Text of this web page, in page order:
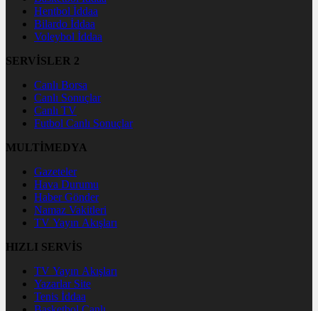
Hentbol İddaa
Bilardo İddaa
Voleybol İddaa
SERVİSLER 2
Canlı Borsa
Canlı Sonuçlar
Canlı TV
Futbol Canlı Sonuçlar
MULTİMEDYA
Gazeteler
Hava Durumu
Haber Gönder
Namaz Vakitleri
TV Yayın Akışları
HIZLI SERVİS
TV Yayın Akışları
Yazarlar Site
Tenis İddaa